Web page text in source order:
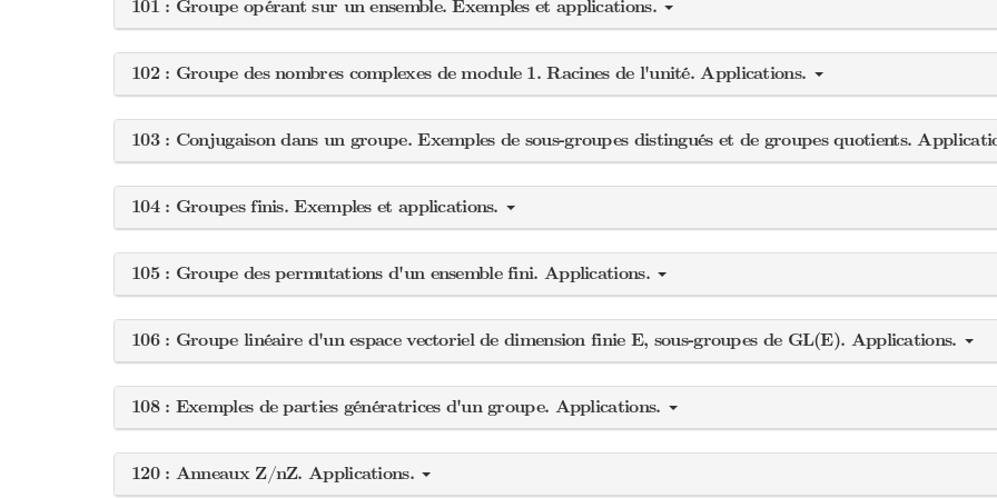
101 : Groupe opérant sur un ensemble. Exemples et applications.
102 : Groupe des nombres complexes de module 1. Racines de l'unité. Applications.
103 : Conjugaison dans un groupe. Exemples de sous-groupes distingués et de groupes quotients.
104 : Groupes finis. Exemples et applications.
105 : Groupe des permutations d'un ensemble fini. Applications.
106 : Groupe linéaire d'un espace vectoriel de dimension finie E, sous-groupes de GL(E). Applications.
108 : Exemples de parties génératrices d'un groupe. Applications.
120 : Anneaux Z/nZ. Applications.